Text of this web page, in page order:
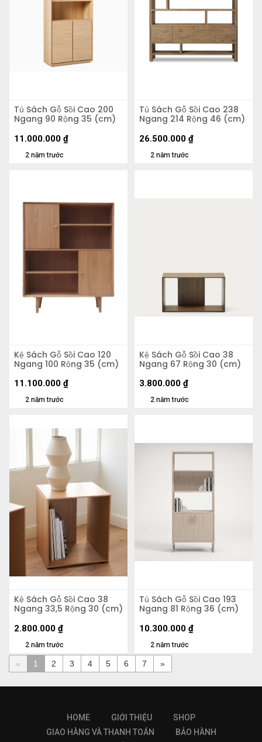
Tủ Sách Gỗ Sồi Cao 200
Ngang 90 Rộng 35 (cm)
2 năm trước
11.000.000 ₫
Tủ Sách Gỗ Sồi Cao 238
Ngang 214 Rộng 46 (cm)
2 năm trước
26.500.000 ₫
Kệ Sách Gỗ Sồi Cao 120
Ngang 100 Rộng 35 (cm)
2 năm trước
11.100.000 ₫
Kệ Sách Gỗ Sồi Cao 38
Ngang 67 Rộng 30 (cm)
2 năm trước
3.800.000 ₫
Kệ Sách Gỗ Sồi Cao 38
Ngang 33,5 Rộng 30 (cm)
2 năm trước
2.800.000 ₫
Tủ Sách Gỗ Sồi Cao 193
Ngang 81 Rộng 36 (cm)
2 năm trước
10.300.000 ₫
« 1 2 3 4 5 6 7 »
HOME GIỚI THIỆU
SHOP
GIAO HÀNG VÀ THANH TOÁN
BẢO HÀNH